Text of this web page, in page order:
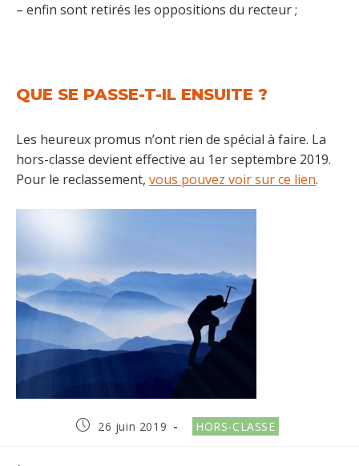
– enfin sont retirés les oppositions du recteur ;
QUE SE PASSE-T-IL ENSUITE ?
Les heureux promus n’ont rien de spécial à faire. La
hors-classe devient effective au 1er septembre 2019.
Pour le reclassement, vous pouvez voir sur ce lien.
Publication
26 juin 2019
Post
category:
HORS-CLASSE